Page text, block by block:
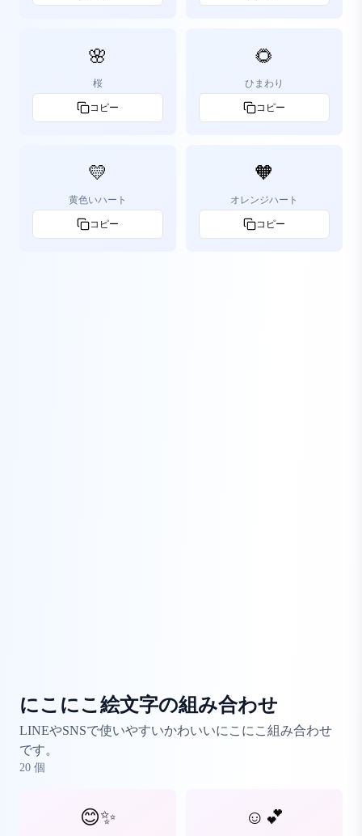
🌸
桜
コピー
🌻
ひまわり
コピー
💛
黄色いハート
コピー
🧡
オレンジハート
コピー
にこにこ絵文字の組み合わせ
LINEやSNSで使いやすいかわいいにこにこ組み合わせ
です。
20 個
😊✨ ☺️💕